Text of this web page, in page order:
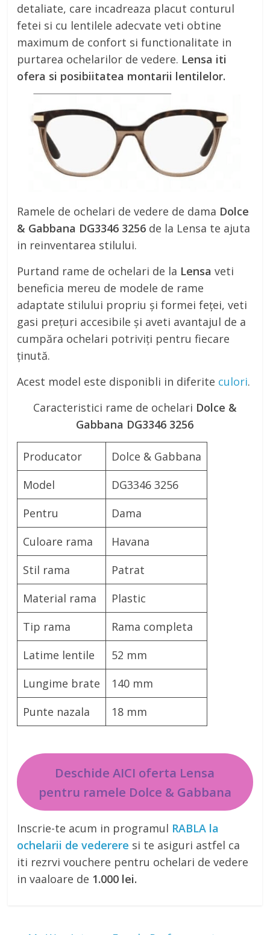
detaliate, care incadreaza placut conturul
fetei si cu lentilele adecvate veti obtine
maximum de confort si functionalitate in
purtarea ochelarilor de vedere. Lensa iti
ofera si posibiitatea montarii lentilelor.
Ramele de ochelari de vedere de dama Dolce
& Gabbana DG3346 3256 de la Lensa te ajuta
in reinventarea stilului.
Purtand rame de ochelari de la Lensa veti
beneficia mereu de modele de rame
adaptate stilului propriu și formei feței, veti
gasi prețuri accesibile și aveti avantajul de a
cumpăra ochelari potriviți pentru fiecare
ținută.
Acest model este disponibli in diferite culori.
Caracteristici rame de ochelari Dolce &
Gabbana DG3346 3256
Producator
Dolce & Gabbana
Model
DG3346 3256
Pentru
Dama
Culoare rama
Havana
Stil rama
Patrat
Material rama
Plastic
Tip rama
Rama completa
Latime lentile
52 mm
Lungime brate
140 mm
Punte nazala
18 mm
Deschide AICI oferta Lensa
pentru ramele Dolce & Gabbana
Inscrie-te acum in programul RABLA la
ochelarii de vederere si te asiguri astfel ca
iti rezrvi vouchere pentru ochelari de vedere
in vaaloare de 1.000 lei.